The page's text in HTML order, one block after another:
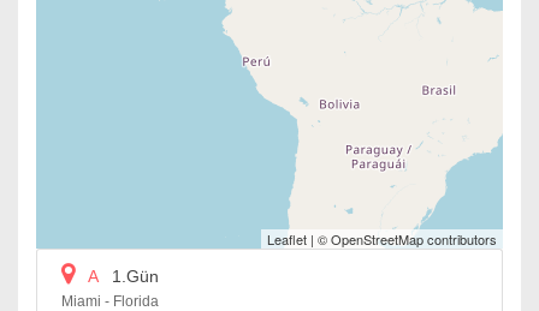
Leaflet | ©OpenStreetMapcontributors
A
1.Gün
Miami - Florida